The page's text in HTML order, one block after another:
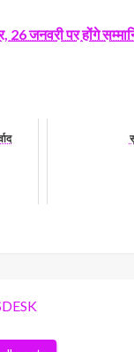
26 जनवरी पर होंगे